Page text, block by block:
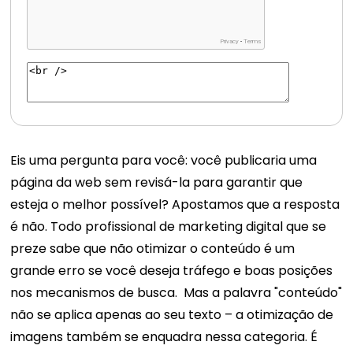
Eis uma pergunta para você: você publicaria uma
página da web sem revisá-la para garantir que
esteja o melhor possível? Apostamos que a resposta
é não. Todo profissional de marketing digital que se
preze sabe que não otimizar o conteúdo é um
grande erro se você deseja tráfego e boas posições
nos mecanismos de busca. Mas a palavra "conteúdo"
não se aplica apenas ao seu texto – a otimização de
imagens também se enquadra nessa categoria. É